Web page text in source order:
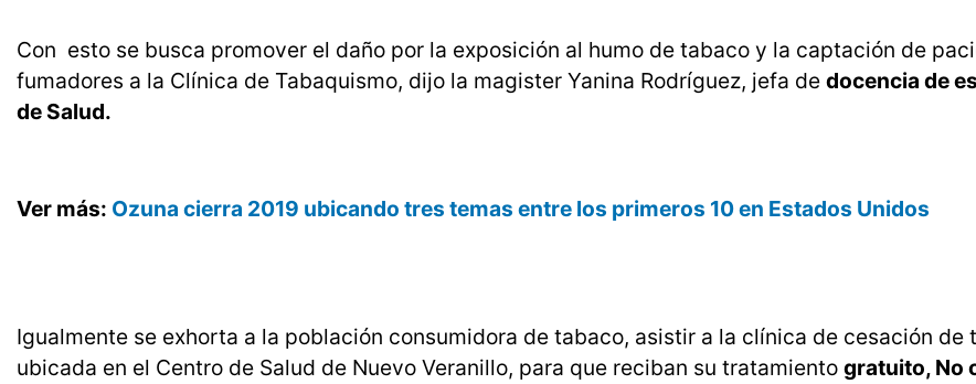
Con esto se busca promover el daño por la exposición al humo de tabaco y la captación de
fumadores a la Clínica de Tabaquismo, dijo la magister Yanina Rodríguez, jefa de docencia de
de Salud.
Ver más: Ozuna cierra 2019 ubicando tres temas entre los primeros 10 en Estados Unidos
Igualmente se exhorta a la población consumidora de tabaco, asistir a la clínica de cesación de
ubicada en el Centro de Salud de Nuevo Veranillo, para que reciban su tratamiento gratuito, No